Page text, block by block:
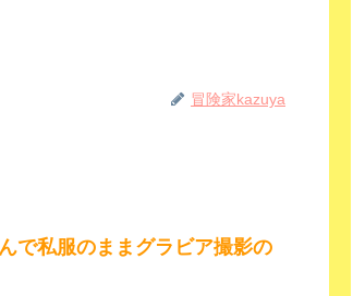
冒険家kazuya
で私服のままグラビア撮影の